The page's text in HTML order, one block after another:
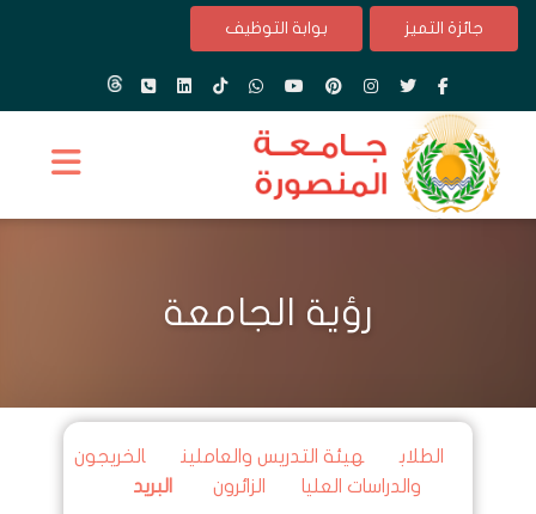
جائزة التميز بوابة التوظيف
رؤية الجامعة
الطلاب هيئة التدريس والعاملين
الخريجون
والدراسات العليا
الزائرون البريد